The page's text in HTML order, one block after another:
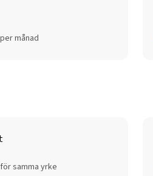
per månad
för samma yrke